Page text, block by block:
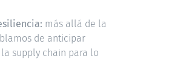
más allá de la
de anticipar
supply chain para lo